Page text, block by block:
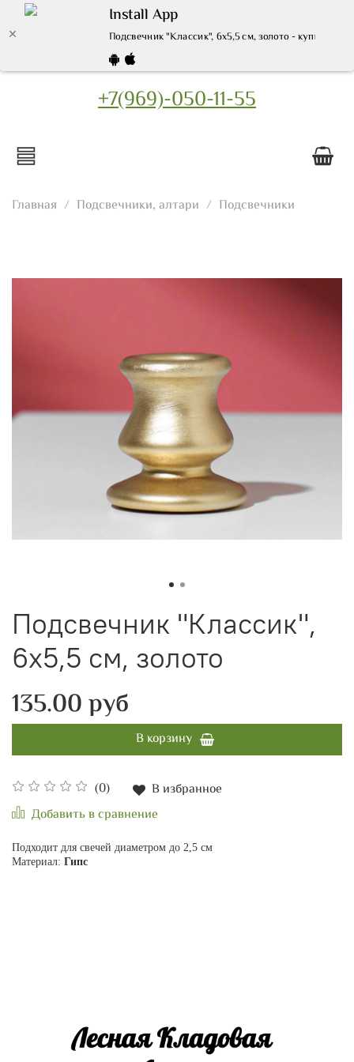
Install App
Подсвечник "Классик", 6х5,5 см, золото - купить по
+7(969)-050-11-55
Главная Подсвечники, алтари Подсвечники
Подсвечник "Классик",
6х5,5 см, золото
(0)
В избранное
Добавить в сравнение
135.00 руб
В корзину
Подходит для свечей диаметром до 2,5 см
Материал: Гипс